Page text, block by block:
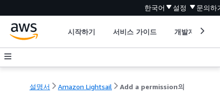
한국어 설정 문의하
시작하기 서비스 가이드 개발자 도구
설명서 Amazon Lightsail Add a permission의